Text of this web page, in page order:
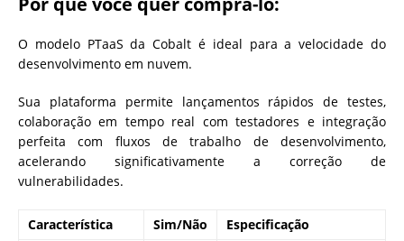
O modelo PTaaS da Cobalt é ideal para a velocidade do
desenvolvimento em nuvem.
Sua plataforma permite lançamentos rápidos de testes,
colaboração em tempo real com testadores e integração
perfeita com fluxos de trabalho de desenvolvimento,
acelerando significativamente a correção de
vulnerabilidades.
Característica Sim/Não Especificação